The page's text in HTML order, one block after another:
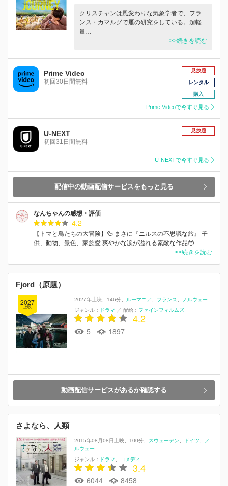
クリスチャンは風変わりな気象学者で、フラ
ンス・カマルグで雁の研究をしている。超軽
量…
>>続きを読む
Prime Video
初回30日間無料
見放題
レンタル
購入
Prime Videoで今すぐ見る
U-NEXT
初回31日間無料
見放題
U-NEXTで今すぐ見る
配信中の動画配信サービスをもっと見る
なんちゃんの感想・評価
4.2
【トマと鳥たちの大冒険】🦆 まさに『ニルスの不思議な旅』 子
供、動物、景色、家族愛 爽やかな涙が溢れる素敵な作品🥹 …
>>続きを読む
Fjord（原題）
2027
上映
2027年上映 146分 ルーマニア フランス
ノルウェー
ジャンル：
ドラマ ／ 配給： ファインフィルムズ
4.2
5 1897
動画配信サービスがあるか確認する
さよなら、人類
2015年08月08日上映 100分 スウェーデン ドイツ
ノ
ルウェー
ジャンル：
ドラマ コメディ
3.4
6044 8458